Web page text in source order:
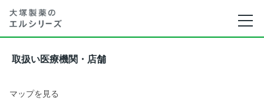
取扱い医療機関・店舗
マップを見る